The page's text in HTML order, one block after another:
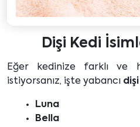
Dişi Kedi
Eğer kedinize farklı ve
istiyorsanız, işte yabancı
Luna
Bella